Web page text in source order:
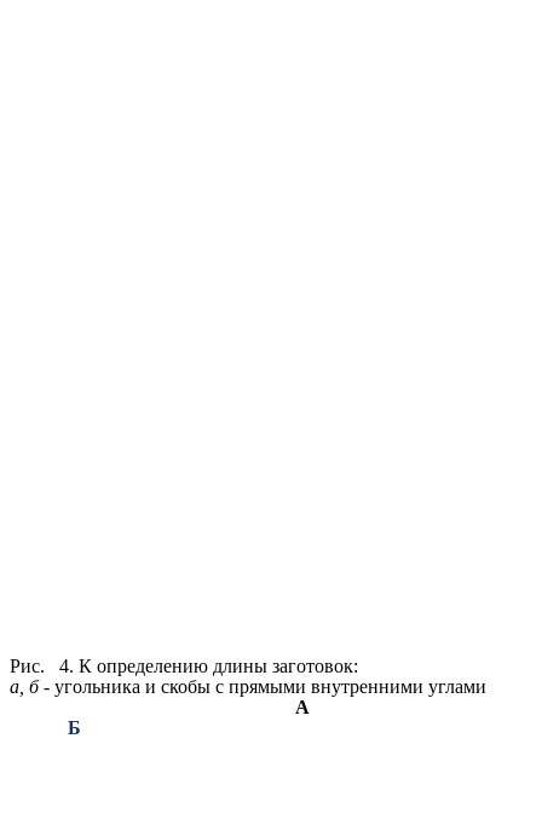
Рис. 4. К определению длины заготовок:
а, б - угольника и скобы с прямыми внутренними углами
А
Б